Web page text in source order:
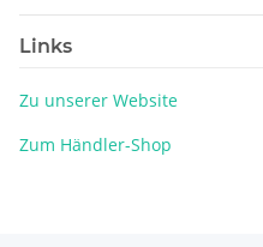
Links
Zu unserer Website
Zum Händler-Shop